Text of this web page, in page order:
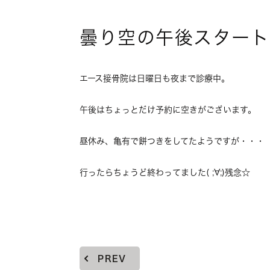
曇り空の午後スタート
エース接骨院は日曜日も夜まで診療中。
午後はちょっとだけ予約に空きがございます。
昼休み、亀有で餅つきをしてたようですが・・・
行ったらちょうど終わってました( ;∀;)残念☆
PREV